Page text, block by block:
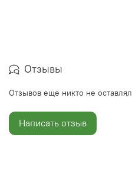
Отзывы
Отзывов еще никто не оставлял
Написать отзыв